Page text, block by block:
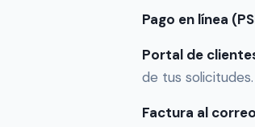
Pago en línea
Portal de
de tus solicitudes.
Factura al